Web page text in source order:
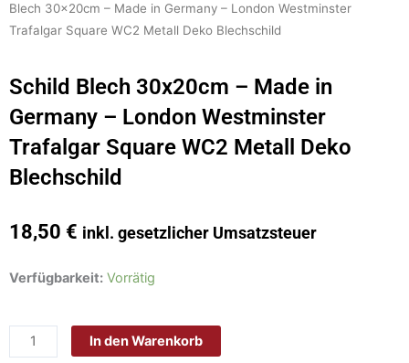
Blech 30x20cm – Made in Germany – London Westminster
Trafalgar Square WC2 Metall Deko Blechschild
Schild Blech 30x20cm – Made in
Germany – London Westminster
Trafalgar Square WC2 Metall Deko
Blechschild
18,50 € inkl. gesetzlicher Umsatzsteuer
Verfügbarkeit: Vorrätig
Schild
In den Warenkorb